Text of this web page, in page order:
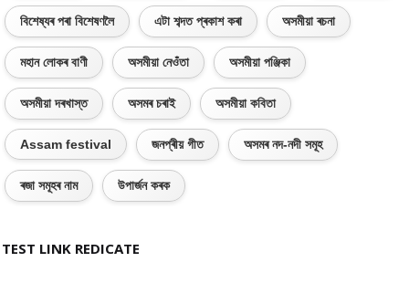
বিশেষ্যৰ পৰা বিশেষণলৈ এটা শব্দত প্ৰকাশ কৰা অসমীয়া ৰচনা
মহান লোকৰ বাণী অসমীয়া নেওঁতা অসমীয়া পঞ্জিকা
অসমীয়া দৰখাস্ত অসমৰ চৰাই অসমীয়া কবিতা
Assam festival জনপ্ৰীয় গীত অসমৰ নদ-নদী সমূহ
ৰজা সমূহৰ নাম উপাৰ্জন কৰক
TEST LINK REDICATE